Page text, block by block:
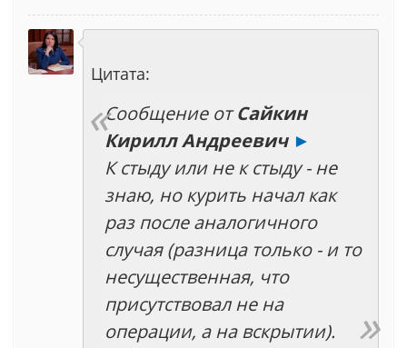
Цитата:
Сообщение отСайкин
Кирилл Андреевич ►
К стыду или не к стыду - не
знаю, но курить начал как
раз после аналогичного
случая (разница только - и то
несущественная, что
присутствовал не на
операции, а на вскрытии).